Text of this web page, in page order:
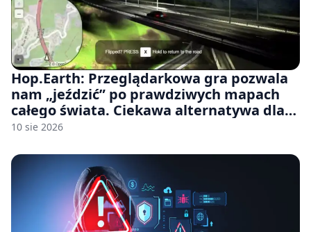
Hop.Earth: Przeglądarkowa gra pozwala
nam „jeździć” po prawdziwych mapach
całego świata. Ciekawa alternatywa dla
Google Street View
10 sie 2026